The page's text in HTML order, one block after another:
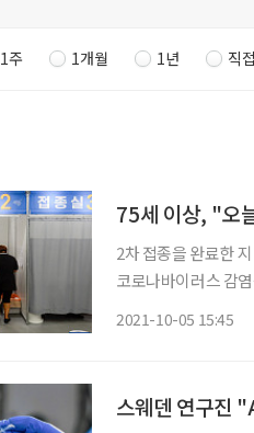
1주 1개월 1년 직
75세 이상, "오
2차 접종을 완료한
코로나바이러스 감
2021-10-05 15:45
스웨덴 연구진